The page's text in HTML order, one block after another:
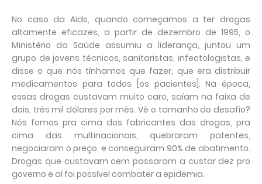
No caso da Aids, quando começamos a ter drogas
altamente eficazes, a partir de dezembro de 1995, o
Ministério da Saúde assumiu a liderança, juntou um
grupo de jovens técnicos, sanitaristas, infectologistas, e
disse o que nós tínhamos que fazer, que era distribuir
medicamentos para todos [os pacientes]. Na época,
essas drogas custavam muito caro, saíam na faixa de
dois, três mil dólares por mês. Vê o tamanho do desafio?
Nós fomos pra cima dos fabricantes das drogas, pra
cima das multinacionais, quebraram patentes,
negociaram o preço, e conseguiram 90% de abatimento.
Drogas que custavam cem passaram a custar dez pro
governo e aí foi possível combater a epidemia.